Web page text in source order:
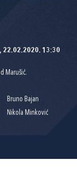
22.02.2020. 13:30
Marušić.
Bruno Bajan
Nikola Minković